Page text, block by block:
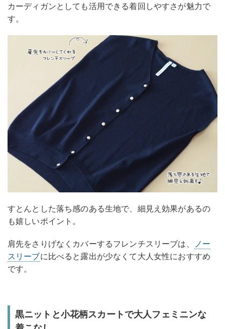
カーディガンとしても活用できる着回しやすさが魅力で
す。
すとんとした落ち感のある生地で、細見え効果があるの
も嬉しいポイント。
肩先をさりげなくカバーするフレンチスリーブは、
ノー
スリーブに比べると露出が少なくて大人女性におすすめ
です。
黒ニットと小花柄スカートで大人フェミニンな